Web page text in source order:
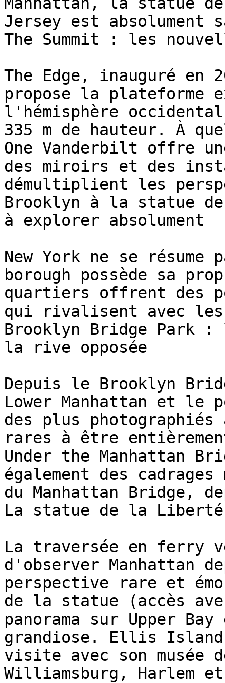
Jersey est absolument
The Summit : les
The Edge, inauguré en
propose la plateforme
l'hémisphère
335 m de hauteur. À
One Vanderbilt offre
des miroirs et des
démultiplient les
Brooklyn à la statue
à explorer absolument
New York ne se résume
borough possède sa
quartiers offrent des
qui rivalisent avec les
Brooklyn Bridge Park :
la rive opposée
Depuis le Brooklyn
Lower Manhattan et le
des plus
rares à être
Under the Manhattan
également des
du Manhattan Bridge,
La statue de la
La traversée en ferry
d'observer Manhattan
perspective rare et
de la statue (accès
panorama sur Upper
grandiose. Ellis Island
visite avec son musée
Williamsburg, Harlem